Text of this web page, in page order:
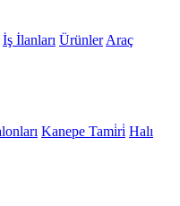
İş İlanları Ürünler Araç
Kanepe Tami̇ri̇ Halı